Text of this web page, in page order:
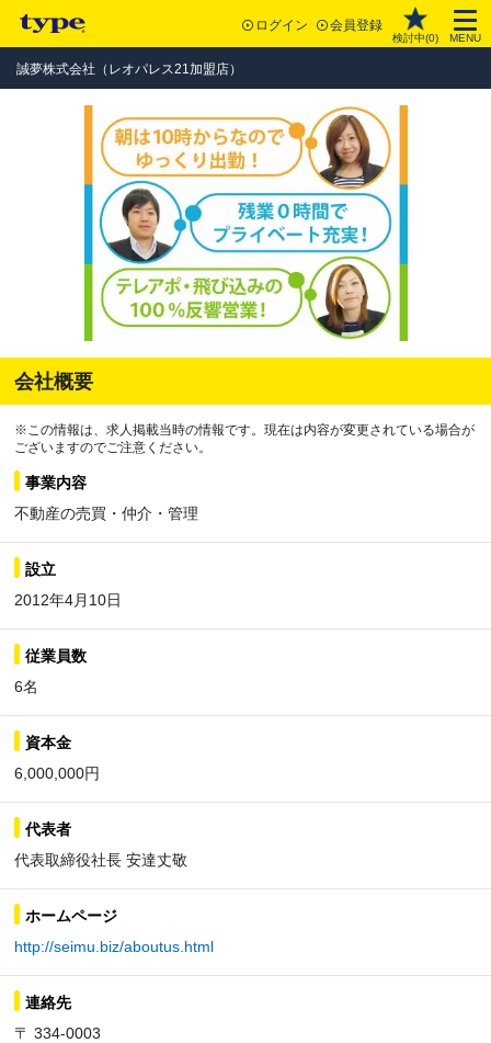
ログイン 会員登録
検討中(0) MENU
誠夢株式会社（レオパレス21加盟店）
会社概要
※この情報は、求人掲載当時の情報です。現在は内容が変更されている場合が
ございますのでご注意ください。
事業内容
不動産の売買・仲介・管理
設立
2012年4月10日
従業員数
6名
資本金
6,000,000円
代表者
代表取締役社長 安達丈敬
ホームページ
http://seimu.biz/aboutus.html
連絡先
〒 334-0003